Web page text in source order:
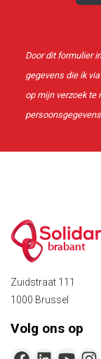
Door dit formulier
gegevens die ik
op mijn verzoek te
brabant
Zuidstraat 111
1000 Brussel
Volg ons op